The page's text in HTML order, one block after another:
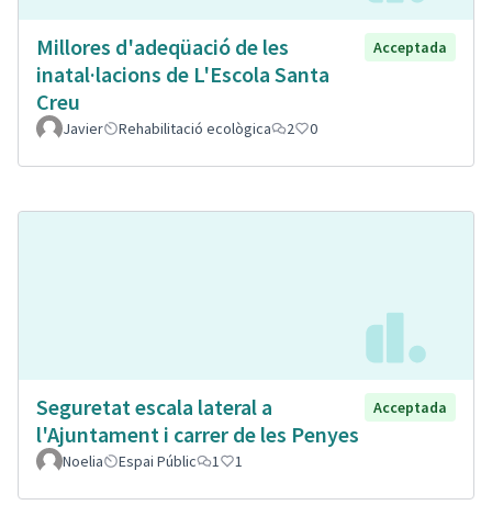
Millores d'adeqüació de les
inatal·lacions de L'Escola Santa
Creu
Acceptada
Javier Rehabilitació ecològica 2 0
Seguretat escala lateral a
l'Ajuntament i carrer de les Penyes
Acceptada
Noelia Espai Públic 1 1